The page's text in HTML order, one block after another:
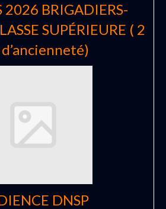
2026 BRIGADIERS-
SUPÉRIEURE ( 2
DNSP